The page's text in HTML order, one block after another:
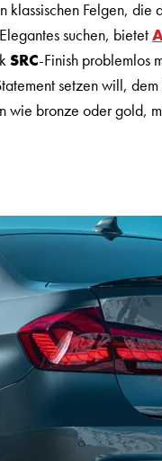
Felgen, die
suchen, bietet
SRC-Finish problemlos
setzen will,
wie bronze oder gold,